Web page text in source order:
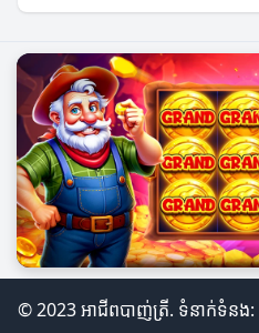
© 2023 អាជីពបាញ់ត្រី. ទំនាក់ទំនង: